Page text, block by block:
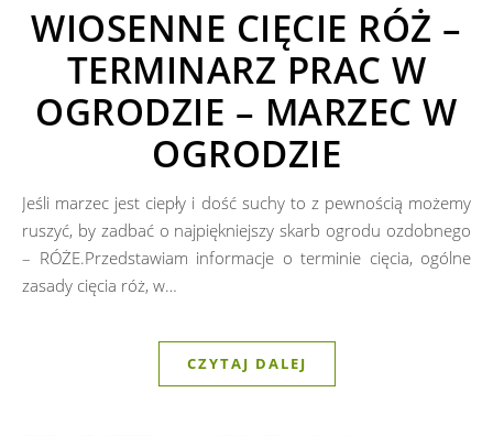
WIOSENNE CIĘCIE RÓŻ –
TERMINARZ PRAC W
OGRODZIE – MARZEC W
OGRODZIE
Jeśli marzec jest ciepły i dość suchy to z pewnością możemy
ruszyć, by zadbać o najpiękniejszy skarb ogrodu ozdobnego
– RÓŻE.Przedstawiam informacje o terminie cięcia, ogólne
zasady cięcia róż, w…
CZYTAJ DALEJ